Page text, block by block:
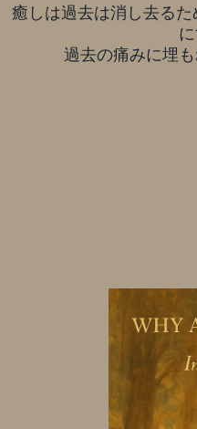
癒しは過去は消し去る
過去の痛みに埋